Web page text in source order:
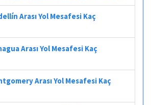
Arası Yol Mesafesi Kaç
Arası Yol Mesafesi Kaç
Arası Yol Mesafesi Kaç